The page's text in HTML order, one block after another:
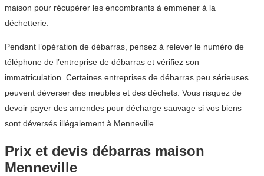
maison pour récupérer les encombrants à emmener à la
déchetterie.
Pendant l’opération de débarras, pensez à relever le numéro de
téléphone de l’entreprise de débarras et vérifiez son
immatriculation. Certaines entreprises de débarras peu sérieuses
peuvent déverser des meubles et des déchets. Vous risquez de
devoir payer des amendes pour décharge sauvage si vos biens
sont déversés illégalement à Menneville.
Prix et devis débarras maison
Menneville